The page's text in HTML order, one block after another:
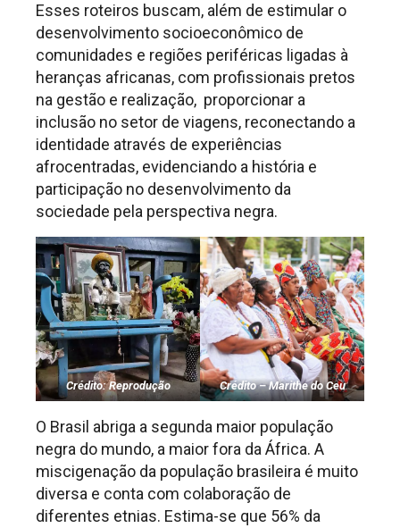
Esses roteiros buscam, além de estimular o
desenvolvimento socioeconômico de
comunidades e regiões periféricas ligadas à
heranças africanas, com profissionais pretos
na gestão e realização, proporcionar a
inclusão no setor de viagens, reconectando a
identidade através de experiências
afrocentradas, evidenciando a história e
participação no desenvolvimento da
sociedade pela perspectiva negra.
Crédito: Reprodução Crédito – Marithe do Ceu
O Brasil abriga a segunda maior população
negra do mundo, a maior fora da África. A
miscigenação da população brasileira é muito
diversa e conta com colaboração de
diferentes etnias. Estima-se que 56% da